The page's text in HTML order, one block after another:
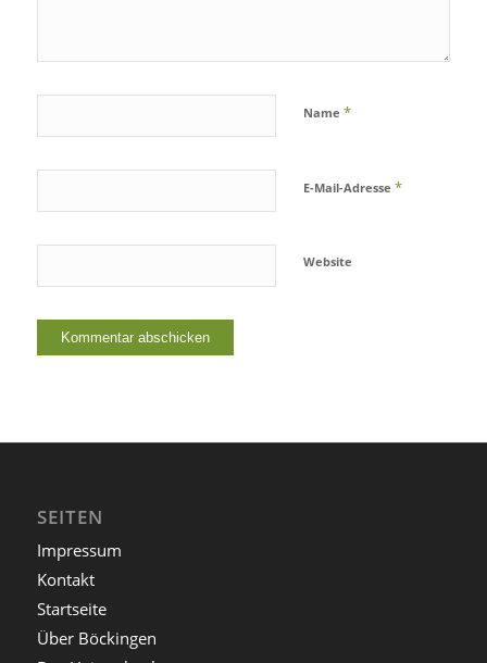
Name *
E-Mail-Adresse *
Website
SEITEN
Impressum
Kontakt
Startseite
Über Böckingen